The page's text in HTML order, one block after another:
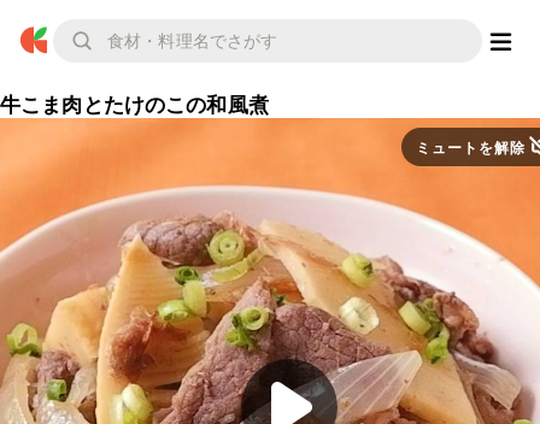
牛こま肉とたけのこの和風煮
ミュートを解除